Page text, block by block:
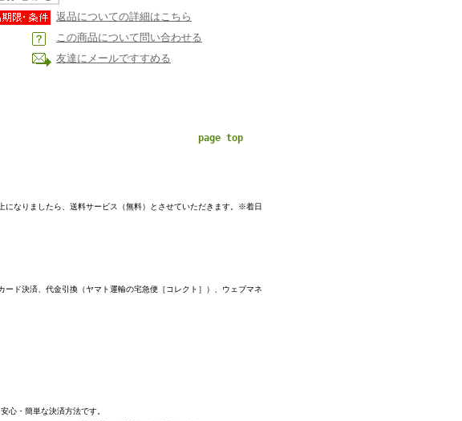
返品についての詳細はこちら
この商品について問い合わせる
友達にメールですすめる
page top
なりましたら、送料サービス（無料）とさせていただきます。※着日
ド決済、代金引換（ヤマト運輸の宅急便［コレクト］）、ウェブマネ
心・簡単な決済方法です。